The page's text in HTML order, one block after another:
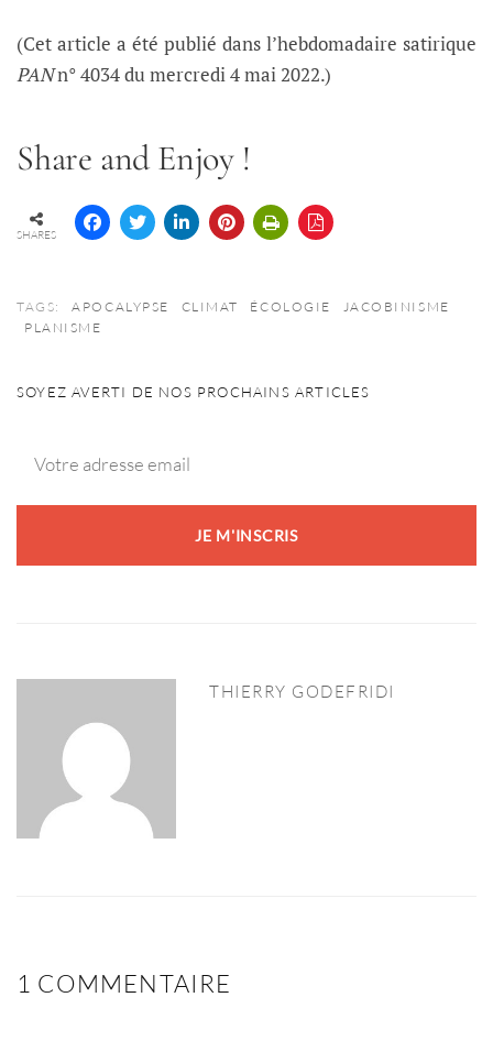
(Cet article a été publié dans l’hebdomadaire satirique
PANn° 4034 du mercredi 4 mai 2022.)
Share and Enjoy !
SHARES
TAGS: APOCALYPSE CLIMAT ÉCOLOGIE
JACOBINISME
PLANISME
SOYEZ AVERTI DE NOS PROCHAINS ARTICLES
THIERRY GODEFRIDI
1 COMMENTAIRE